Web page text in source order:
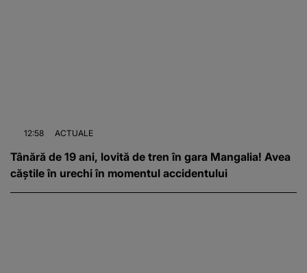
12:58 ACTUALE
Tânără de 19 ani, lovită de tren în gara Mangalia! Avea
căștile în urechi în momentul accidentului